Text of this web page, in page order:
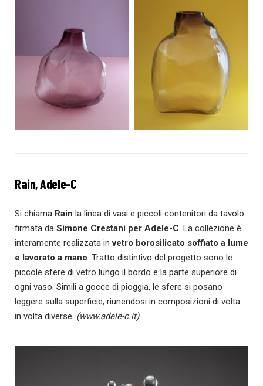
Rain, Adele-C
Si chiama Rain la linea di vasi e piccoli contenitori da tavolo
firmata da Simone Crestani per Adele-C. La collezione è
interamente realizzata invetro borosilicato soffiato a lume
e lavorato a mano. Tratto distintivo del progetto sono le
piccole sfere di vetro lungo il bordo e la parte superiore di
ogni vaso. Simili a gocce di pioggia, le sfere si posano
leggere sulla superficie, riunendosi in composizioni di volta
in volta diverse. (www.adele-c.it)